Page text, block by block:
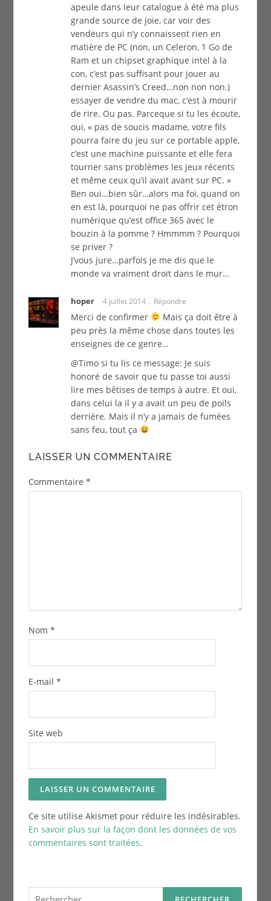
apeule dans leur catalogue à été ma plus
grande source de joie, car voir des
vendeurs qui n’y connaissent rien en
matière de PC (non, un Celeron, 1 Go de
Ram et un chipset graphique intel à la
con, c’est pas suffisant pour jouer au
dernier Asassin’s Creed…non non non.)
essayer de vendre du mac, c’est à mourir
de rire. Ou pas. Parceque si tu les écoute,
oui, « pas de soucis madame, votre fils
pourra faire du jeu sur ce portable apple,
c’est une machine puissante et elle fera
tourner sans problèmes les jeux récents
et même ceux qu’il avait avant sur PC. »
Ben oui…bien sûr…alors ma foi, quand on
en est là, pourquoi ne pas offrir cet étron
numérique qu’est office 365 avec le
bouzin à la pomme ? Hmmmm ? Pourquoi
se priver ?
J’vous jure…parfois je me dis que le
monde va vraiment droit dans le mur…
hoper 4 juillet 2014 Répondre
Merci de confirmer
Mais ça doit être à
peu près la même chose dans toutes les
enseignes de ce genre…
@Timo si tu lis ce message: Je suis
honoré de savoir que tu passe toi aussi
lire mes bêtises de temps à autre. Et oui,
dans celui la il y a avait un peu de poils
derrière. Mais il n’y a jamais de fumées
sans feu, tout ça
LAISSER UN COMMENTAIRE
Commentaire *
Nom *
E-mail *
Site web
Ce site utilise Akismet pour réduire les indésirables.
En savoir plus sur la façon dont les données de vos
commentaires sont traitées.
Rechercher :